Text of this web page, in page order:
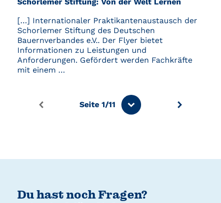
[…] Internationaler Praktikantenaustausch der
Schorlemer Stiftung des Deutschen
Bauernverbandes e.V.. Der Flyer bietet
Informationen zu Leistungen und
Anforderungen. Gefördert werden Fachkräfte
mit einem …
Du hast noch Fragen?